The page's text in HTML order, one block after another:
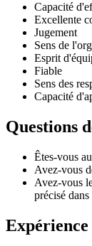
Capacité
Excellente
Jugement
Sens de
Esprit
Fiable
Sens des
Capacité
Questions
Êtes-vous
Avez-vous
Avez-vous
précisé
Expérience